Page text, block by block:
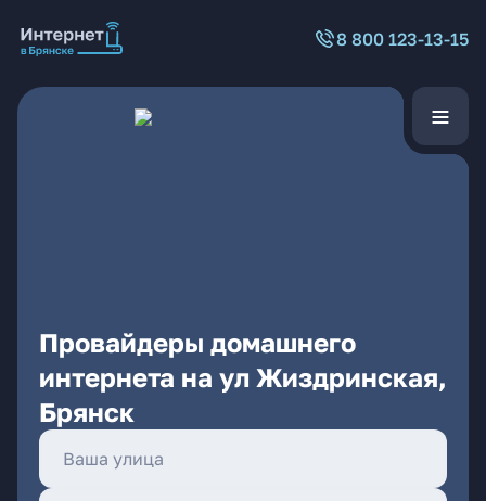
8 800 123-13-15
Провайдеры домашнего
интернета на ул Жиздринская,
Брянск